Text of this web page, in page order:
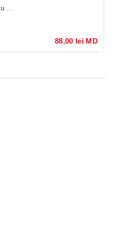
...
88,00 lei MD